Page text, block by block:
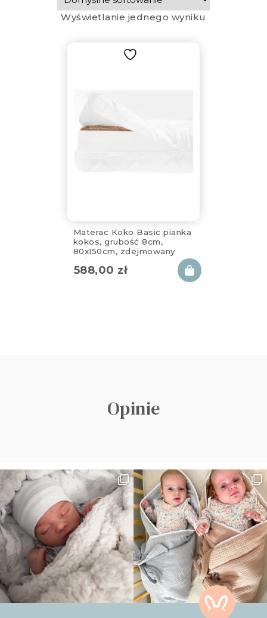
Wyświetlanie jednego wyniku
Materac Koko Basic pianka
kokos, grubość 8cm,
80x150cm, zdejmowany
pokrowiec
588,00 zł
Opinie